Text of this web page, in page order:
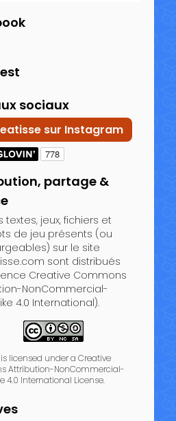
sociaux
sur Instagram
partage &
textes, jeux, fichiers et
de jeu présents (ou
sur le site
sont distribués
Creative Commons
NonCommercial-
4.0 International).
is licensed under a Creative
Attribution-NonCommercial-
4.0 International License.